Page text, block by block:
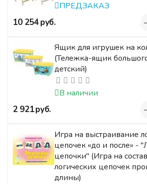
ПРЕДЗАКАЗ
‍10 254‍руб.
Ящик для игрушек на
(Тележка-ящик
детский)
В наличии
‍2 921‍руб.
Игра на выстраивание
цепочек «до и после» -
цепочки" (Игра на
логических цепочек
длины)